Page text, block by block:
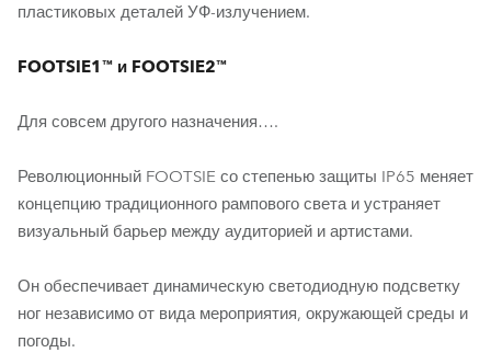
пластиковых деталей УФ-излучением.
FOOTSIE1™ и FOOTSIE2™
Для совсем другого назначения….
Революционный FOOTSIE со степенью защиты IP65 меняет
концепцию традиционного рампового света и устраняет
визуальный барьер между аудиторией и артистами.
Он обеспечивает динамическую светодиодную подсветку
ног независимо от вида мероприятия, окружающей среды и
погоды.